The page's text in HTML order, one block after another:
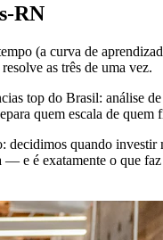
RN
(a curva de
as três de uma vez.
top do Brasil: análise
quem escala de quem
quando
e é exatamente o que